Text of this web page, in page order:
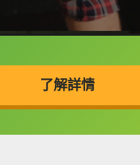
了解詳情
典喔！